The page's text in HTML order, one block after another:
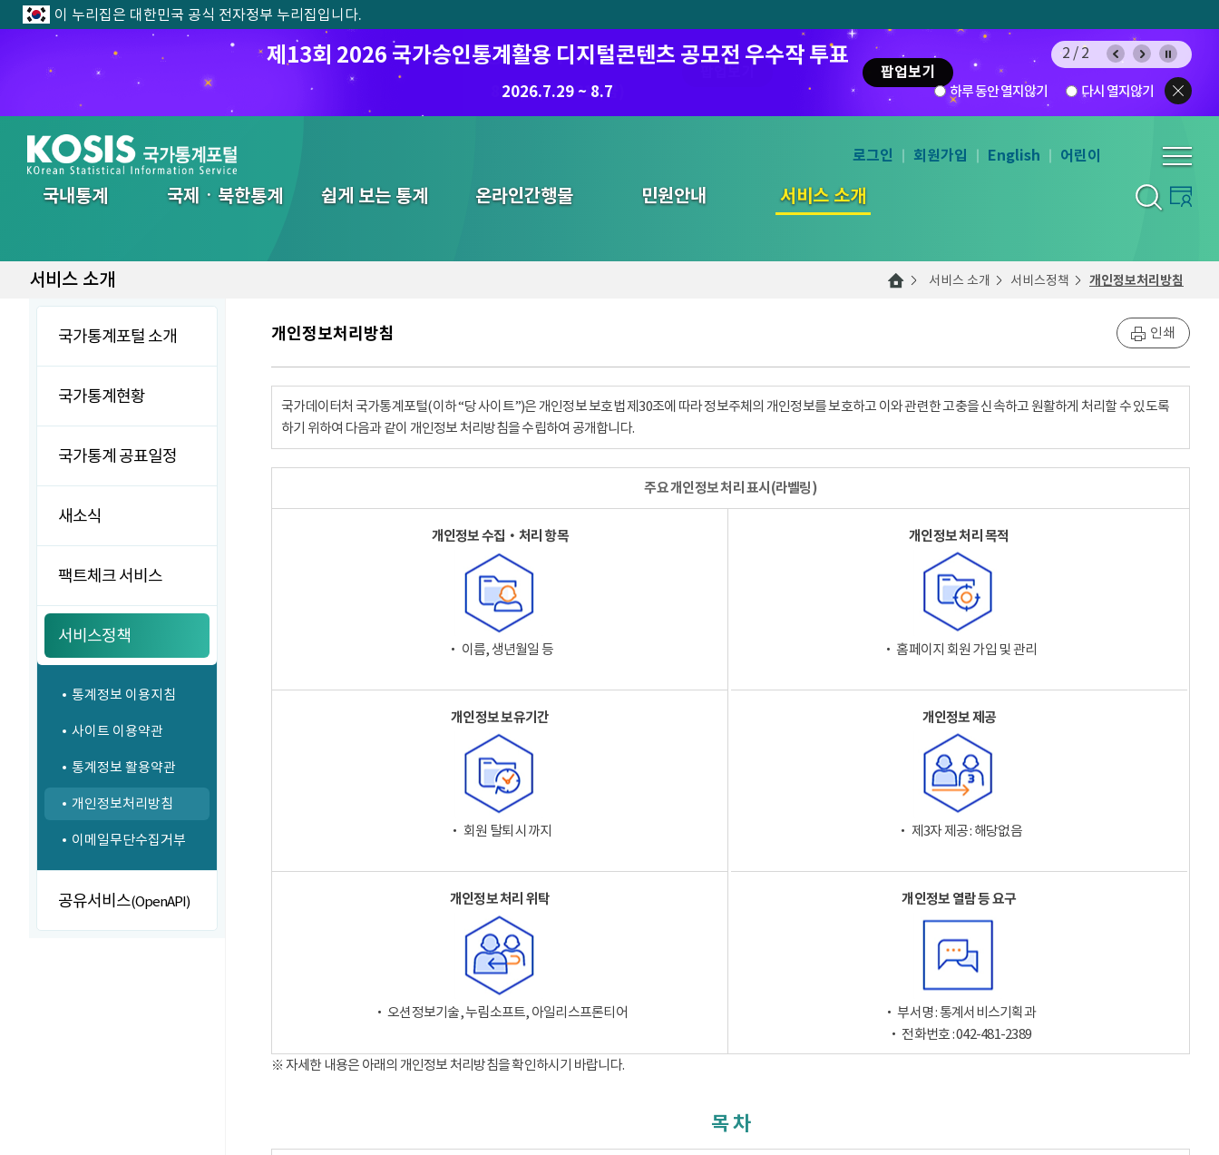
이 누리집은 대한민국 공식 전자정부 누리집입니다.
제13회 2026 국가승인통계활용 디지털콘텐츠 공모전 우수작 투표
2026.7.29 ~ 8.7
팝업보기
8월 통계찾기 퀴즈이벤트
8.7.(금) ~ 8.21.(금)
2/2
하루 동안 열지않기 다시 열지않기
국내통계 국제ㆍ북한통계 쉽게 보는 통계 온라인간행물 민원안내 서비스 소개
통합검색
로그인 회원가입 English 어린이
서비스 소개 서비스 소개 서비스정책 개인정보처리방침
국가통계포털 소개
국가통계현황
국가통계 공표일정
새소식
팩트체크 서비스
서비스정책
통계정보 이용지침
사이트 이용약관
통계정보 활용약관
개인정보처리방침
이메일무단수집거부
공유서비스(OpenAPI)
개인정보처리방침 인쇄
국가데이터처 국가통계포털(이하 “당 사이트”)은 개인정보 보호법 제30조에 따라 정보주체의 개인정보를 보호하고 이와 관련한 고충을 신속하고 원활하게 처리할 수 있도록
하기 위하여 다음과 같이 개인정보 처리방침을 수립하여 공개합니다.
주요 개인정보 처리 표시(라벨링)
개인정보 수집‧처리 항목
‧ 이름, 생년월일 등
개인정보 처리 목적
‧ 홈페이지 회원 가입 및 관리
개인정보 보유기간
‧ 회원 탈퇴 시까지
개인정보 제공
‧ 제3자 제공 : 해당없음
개인정보 처리 위탁
‧ 오션정보기술, 누림소프트, 아일리스프론티어
개인정보 열람 등 요구
‧ 부서명 : 통계서비스기획과
‧ 전화번호 : 042-481-2389
※ 자세한 내용은 아래의 개인정보 처리방침을 확인하시기 바랍니다.
목 차